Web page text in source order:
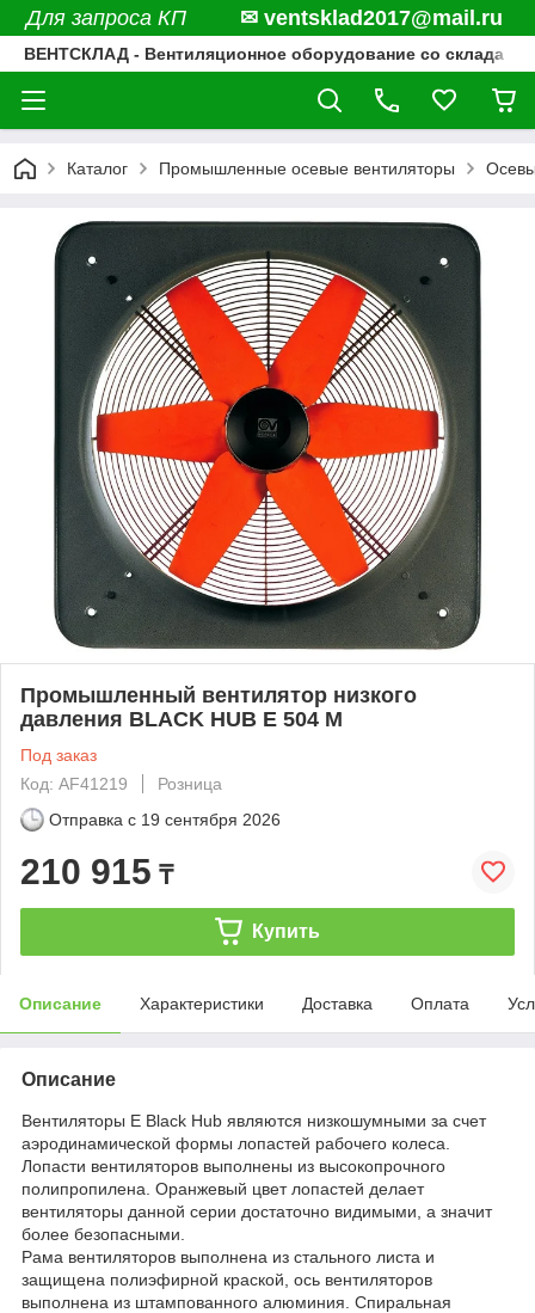
Для запроса КП ✉ ventsklad2017@mail.ru
ВЕНТСКЛАД - Вентиляционное оборудование со склада
Каталог Промышленные осевые вентиляторы
Промышленный вентилятор низкого
давления BLACK HUB E 504 M
Под заказ
Код: AF41219
Розница
Отправка с 19 сентября 2026
210 915 ₸
Купить
Описание Характеристики Доставка Оплата
Описание
Вентиляторы E Black Hub являются низкошумными за счет
аэродинамической формы лопастей рабочего колеса.
Лопасти вентиляторов выполнены из высокопрочного
полипропилена. Оранжевый цвет лопастей делает
вентиляторы данной серии достаточно видимыми, а значит
более безопасными.
Рама вентиляторов выполнена из стального листа и
защищена полиэфирной краской, ось вентиляторов
выполнена из штампованного алюминия. Спиральная